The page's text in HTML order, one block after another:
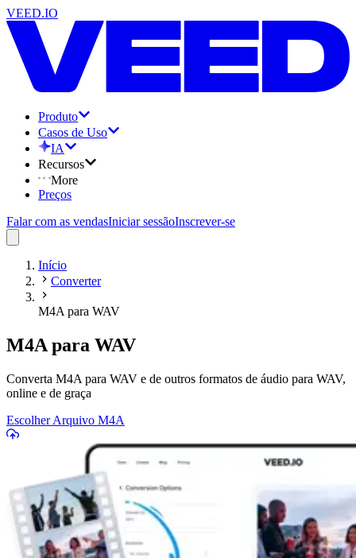
VEED.IO
Produto
Casos de Uso
IA
Recursos
More
Preços
Falar com as vendasIniciar sessãoInscrever-se
Início
Converter
M4A para WAV
M4A para WAV
Converta M4A para WAV e de outros formatos de áudio para WAV,
online e de graça
Escolher Arquivo M4A